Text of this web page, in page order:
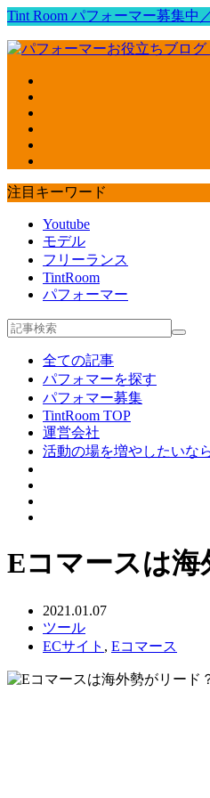
Tint Room パフォーマー募集中
注目キーワード
Youtube
モデル
フリーランス
TintRoom
パフォーマー
全ての記事
パフォマーを探す
パフォマー募集
TintRoom TOP
運営会社
活動の場を増やしたいな
Eコマースは海
2021.01.07
ツール
ECサイト , Eコマース